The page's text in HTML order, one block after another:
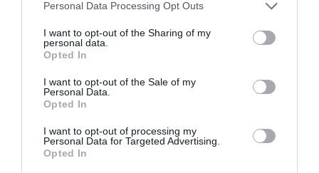
Personal Data Processing Opt Outs
I want to opt-out of the Sharing of my
personal data.
Opted In
I want to opt-out of the Sale of my
Personal Data.
Opted In
I want to opt-out of processing my
Personal Data for Targeted Advertising.
Opted In
επισημαίνει ο σύλλογος, υπογραμμίζοντας ότι η
προστασία του πόσιμου νερού αποτελεί ζήτημα
επιβίωσης για την τοπική κοινωνία.
Οι δύο φορείς δηλώνουν αποφασισμένοι να
εξαντλήσουν κάθε νόμιμο μέσο για την υπεράσπιση
των συμφερόντων της περιοχής. Το Αρδευτικό
Σωματείο «Κότινος» ανακοινώνει ότι θα προσφύγει